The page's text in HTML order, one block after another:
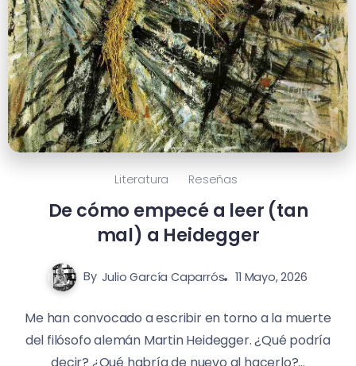
Literatura Reseñas
De cómo empecé a leer (tan
mal) a Heidegger
By Julio García Caparrós 11 Mayo, 2026
Me han convocado a escribir en torno a la muerte
del filósofo alemán Martin Heidegger. ¿Qué podría
decir? ¿Qué habría de nuevo al hacerlo?...